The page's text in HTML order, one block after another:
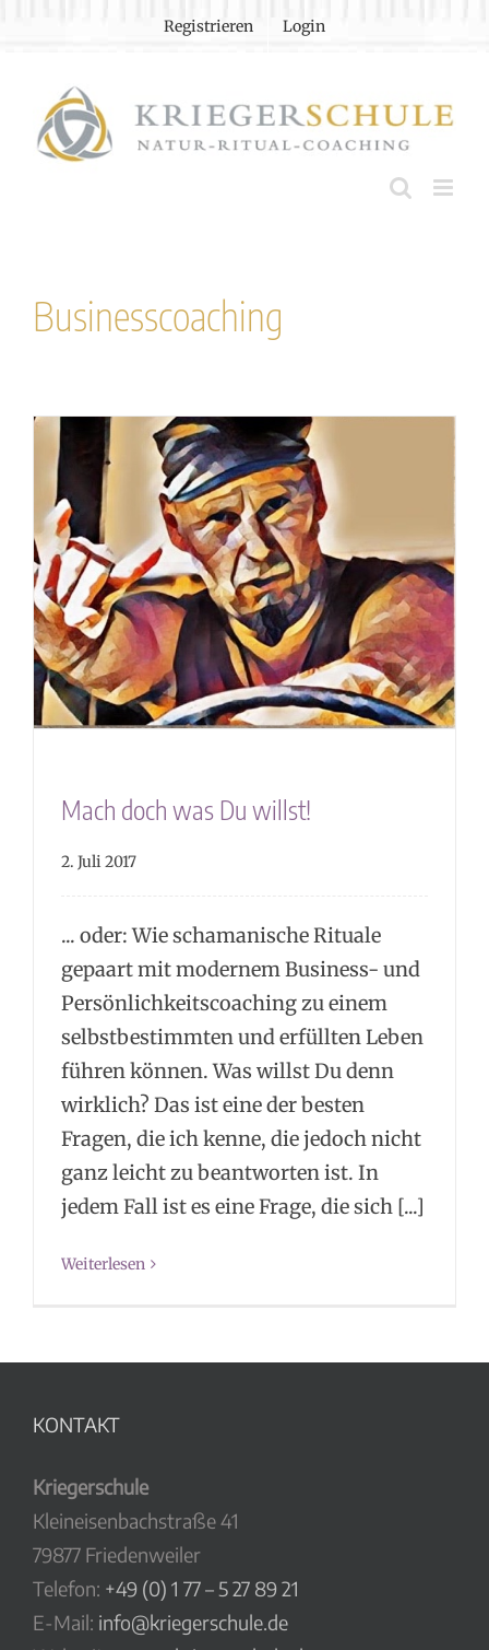
springen
Registrieren Login
Businesscoaching
Mach doch was Du willst!
2. Juli 2017
... oder: Wie schamanische Rituale
gepaart mit modernem Business- und
Persönlichkeitscoaching zu einem
selbstbestimmten und erfüllten Leben
führen können. Was willst Du denn
wirklich? Das ist eine der besten
Fragen, die ich kenne, die jedoch nicht
ganz leicht zu beantworten ist. In
jedem Fall ist es eine Frage, die sich [...]
Weiterlesen
KONTAKT
Kriegerschule
Kleineisenbachstraße 41
79877 Friedenweiler
Telefon: +49 (0) 1 77 – 5 27 89 21
E-Mail: info@kriegerschule.de